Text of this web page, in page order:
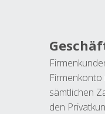
Firmenkonto
sämtlichen
den